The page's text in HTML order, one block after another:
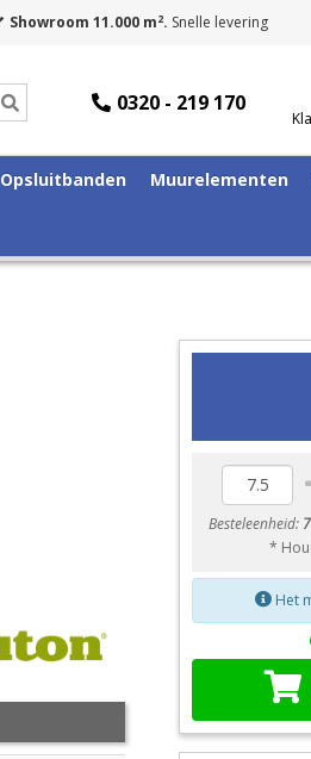
Showroom 11.000 m2. Snelle levering
0320 - 219 170
Opsluitbanden Muurelementen
Besteleenheid:
*
Het